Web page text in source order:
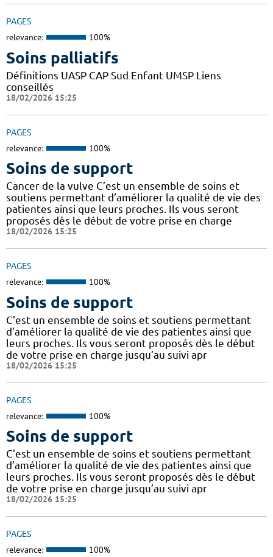
PAGES
relevance: 100%
Soins palliatifs
Définitions UASP CAP Sud Enfant UMSP Liens
conseillés
18/02/2026 15:25
PAGES
relevance: 100%
Soins de support
Cancer de la vulve C’est un ensemble de soins et
soutiens permettant d’améliorer la qualité de vie des
patientes ainsi que leurs proches. Ils vous seront
proposés dès le début de votre prise en charge
18/02/2026 15:25
PAGES
relevance: 100%
Soins de support
C’est un ensemble de soins et soutiens permettant
d’améliorer la qualité de vie des patientes ainsi que
leurs proches. Ils vous seront proposés dès le début
de votre prise en charge jusqu’au suivi apr
18/02/2026 15:25
PAGES
relevance: 100%
Soins de support
C’est un ensemble de soins et soutiens permettant
d’améliorer la qualité de vie des patientes ainsi que
leurs proches. Ils vous seront proposés dès le début
de votre prise en charge jusqu’au suivi apr
18/02/2026 15:25
PAGES
relevance: 100%